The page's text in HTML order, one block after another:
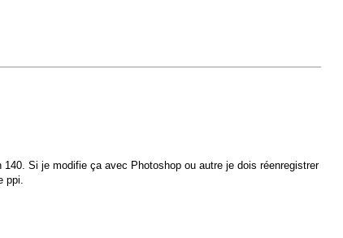
Si je modifie ça avec Photoshop ou autre je dois réenregistrer
ppi.